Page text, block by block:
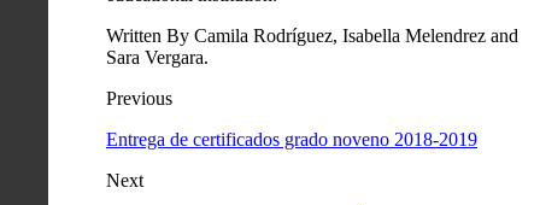
Written By Camila Rodríguez, Isabella Melendrez and
Sara Vergara.
Previous
Entrega de certificados grado noveno 2018-2019
Next